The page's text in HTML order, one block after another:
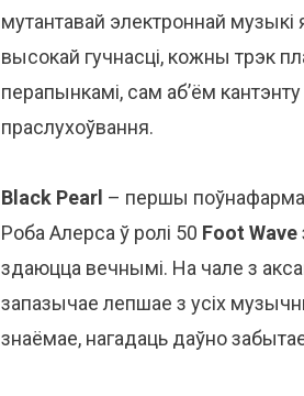
мутантавай электроннай
высокай гучнасці, кожны трэк
перапынкамі, сам аб’ём
праслухоўвання.
Black Pearl – першы
Роба Алерса ў ролі 50 Foot Wave
здаюцца вечнымі. На чале з
запазычае лепшае з усіх
знаёмае, нагадаць даўно